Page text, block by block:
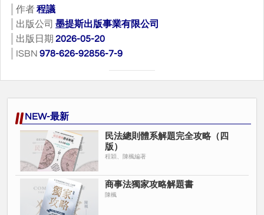
作者程議
出版公司 墨提斯出版事業有限公司
出版日期 2026-05-20
ISBN 978-626-92856-7-9
NEW-最新
民法總則體系解題完全攻略（四
版）
程穎、陳楓編著
商事法獨家攻略解題書
陳楓